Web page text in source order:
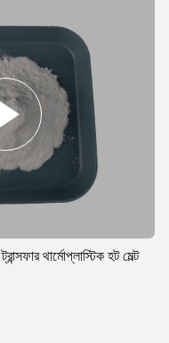
থার্মোপ্লাস্টিক হট মেল্ট